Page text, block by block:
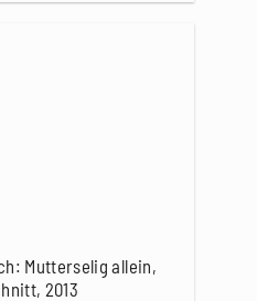
Mutterselig allein,
2013